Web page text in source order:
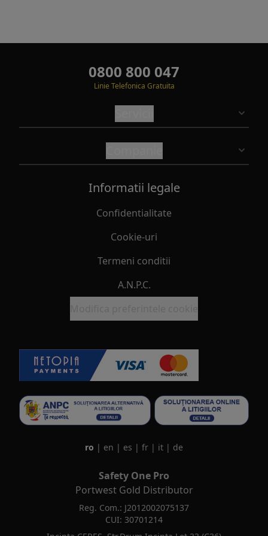
0800 800 047
Linie Telefonica Gratuita
Informatii legale
Confidentialitate
Cookie-uri
Termeni conditii
A.N.P.C.
ro | en | es | fr | it | de
Safety One Pro
Portwest Gold Distributor
Reg. Com.: J2012002075137
CUI: 30701214